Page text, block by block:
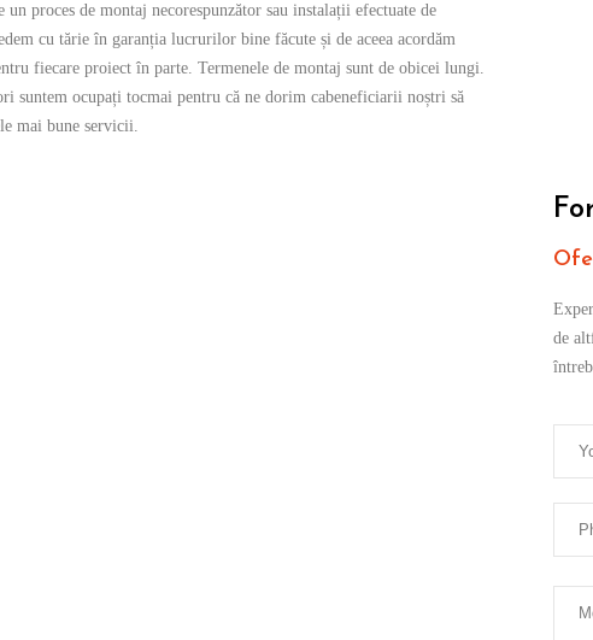
un proces de montaj necorespunzător sau instalații efectuate de
cu tărie în garanția lucrurilor bine făcute și de aceea acordăm
fiecare proiect în parte. Termenele de montaj sunt de obicei lungi.
suntem ocupați tocmai pentru că ne dorim cabeneficiarii noștri să
mai bune servicii.
de